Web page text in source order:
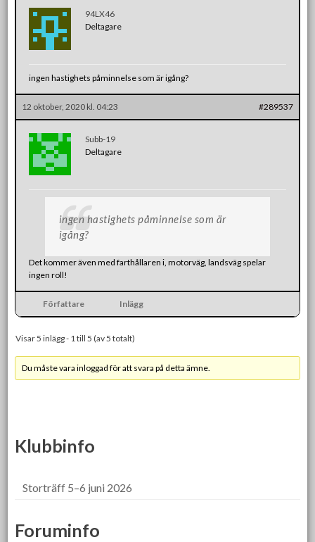
94LX46
Deltagare
ingen hastighets påminnelse som är igång?
12 oktober, 2020 kl. 04:23 #289537
Subb-19
Deltagare
ingen hastighets påminnelse som är
igång?
Det kommer även med farthållaren i, motorväg, landsväg spelar
ingen roll!
Författare Inlägg
Visar 5 inlägg - 1 till 5 (av 5 totalt)
Du måste vara inloggad för att svara på detta ämne.
Klubbinfo
Storträff 5–6 juni 2026
Foruminfo